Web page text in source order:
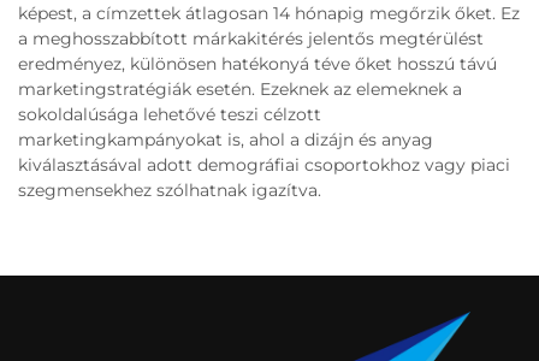
képest, a címzettek átlagosan 14 hónapig megőrzik őket. Ez
a meghosszabbított márkakitérés jelentős megtérülést
eredményez, különösen hatékonyá téve őket hosszú távú
marketingstratégiák esetén. Ezeknek az elemeknek a
sokoldalúsága lehetővé teszi célzott
marketingkampányokat is, ahol a dizájn és anyag
kiválasztásával adott demográfiai csoportokhoz vagy piaci
szegmensekhez szólhatnak igazítva.